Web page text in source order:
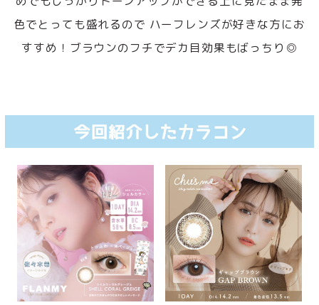
色でとっても盛れるので ハーフレンズが好きな方にお
すすめ！ブラウンのフチでデカ目効果もばっちり◎